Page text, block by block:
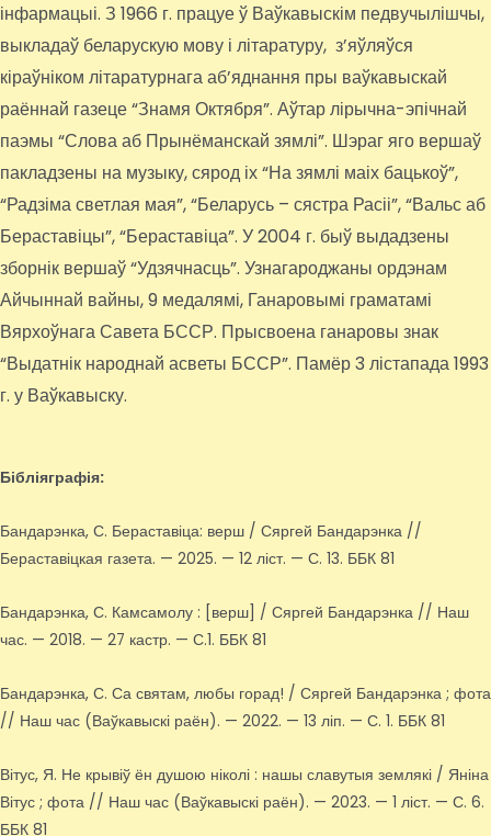
інфармацыі. З 1966 г. працуе ў Ваўкавыскім педвучылішчы,
выкладаў беларускую мову і літаратуру, з’яўляўся
кіраўніком літаратурнага аб’яднання пры ваўкавыскай
раённай газеце “Знамя Октября”. Аўтар лірычна-эпічнай
паэмы “Слова аб Прынёманскай зямлі”. Шэраг яго вершаў
пакладзены на музыку, сярод іх “На зямлі маіх бацькоў”,
“Радзіма светлая мая”, “Беларусь – сястра Расіі”, “Вальс аб
Бераставіцы”, “Бераставіца”. У 2004 г. быў выдадзены
зборнік вершаў “Удзячнасць”. Узнагароджаны ордэнам
Айчыннай вайны, 9 медалямі, Ганаровымі граматамі
Вярхоўнага Савета БССР. Прысвоена ганаровы знак
“Выдатнік народнай асветы БССР”. Памёр 3 лістапада 1993
г. у Ваўкавыску.
Бібліяграфія:
Бандарэнка, С. Бераставіца: верш / Сяргей Бандарэнка //
Бераставіцкая газета. — 2025. — 12 ліст. — С. 13. ББК 81
Бандарэнка, С. Камсамолу : [верш] / Сяргей Бандарэнка // Наш
час. — 2018. — 27 кастр. — С.1. ББК 81
Бандарэнка, С. Са святам, любы горад! / Сяргей Бандарэнка ; фота
// Наш час (Ваўкавыскі раён). — 2022. — 13 ліп. — С. 1. ББК 81
Вітус, Я. Не крывіў ён душою ніколі : нашы славутыя землякі / Яніна
Вітус ; фота // Наш час (Ваўкавыскі раён). — 2023. — 1 ліст. — С. 6.
ББК 81